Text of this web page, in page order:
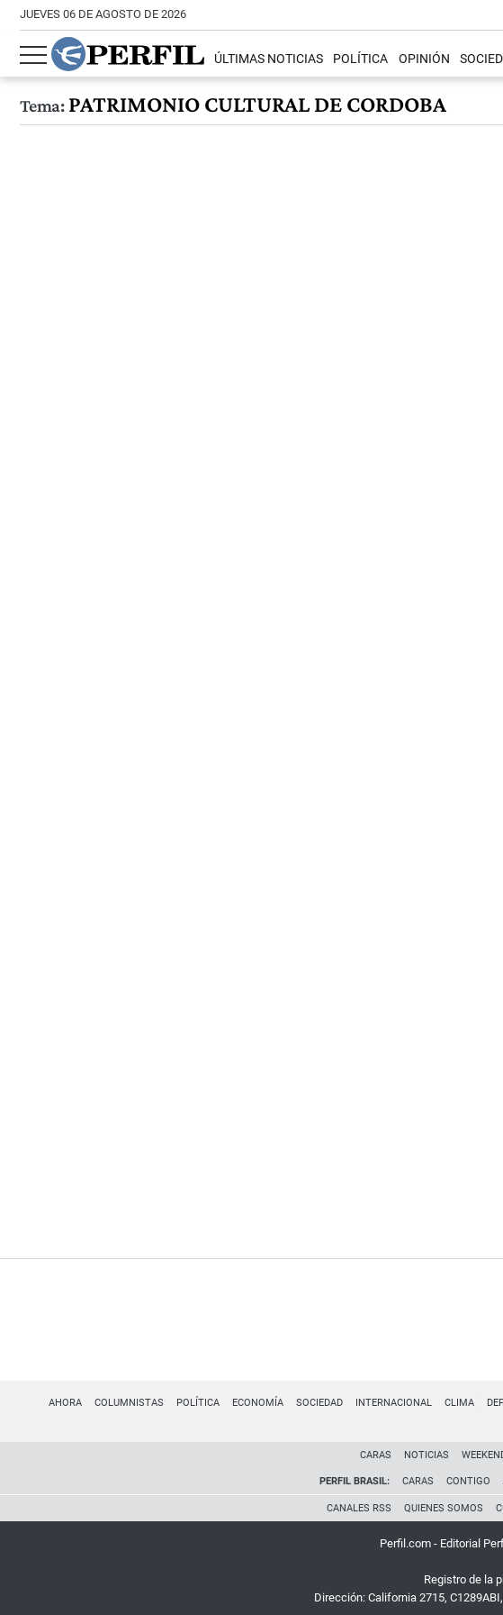
JUEVES 06 DE AGOSTO DE 2026
ÚLTIMAS NOTICIAS POLÍTICA OPINIÓN
Tema:PATRIMONIO CULTURAL DE CORDOBA
AHORA COLUMNISTAS POLÍTICA ECONOMÍA SOCIEDAD INTERNACIONAL CLIMA
CARAS NOTICIAS
PERFIL BRASIL: CARAS CONTIGO
CANALES RSS QUIENES SOMOS
Perfil.com - Editorial
Registro de la
Dirección: California 2715, C1289ABI,